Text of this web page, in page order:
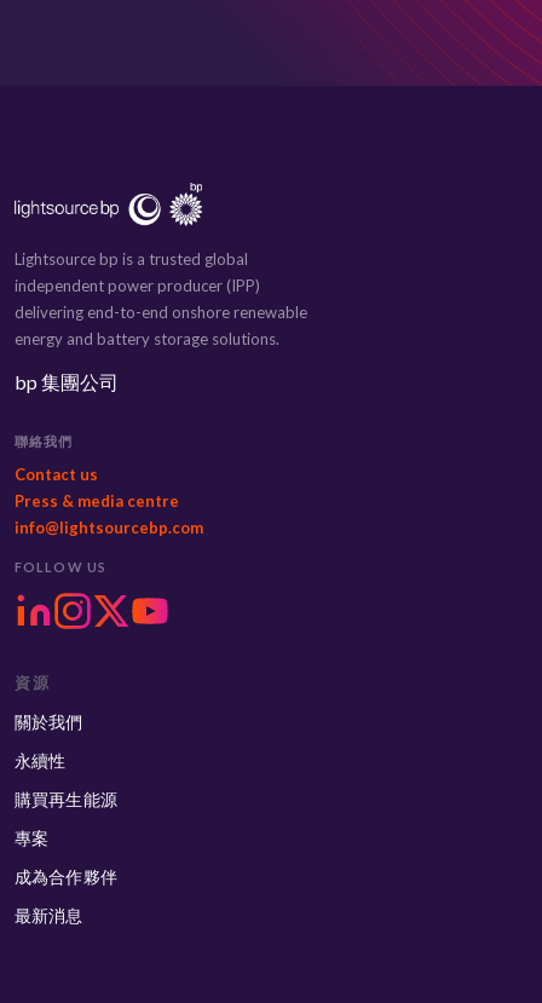
Lightsource bp is a trusted global
independent power producer (IPP)
delivering end-to-end onshore renewable
energy and battery storage solutions.
bp 集團公司
聯絡我們
Contact us
Press & media centre
info@lightsourcebp.com
FOLLOW US
資源
關於我們
永續性
購買再生能源
專案
成為合作夥伴
最新消息